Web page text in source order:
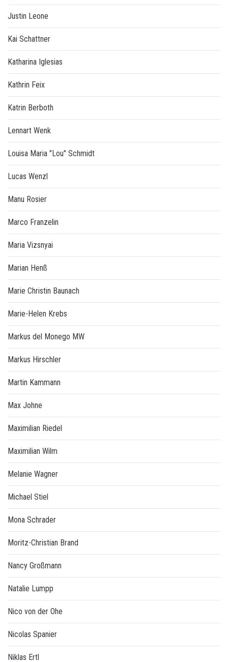
Justin Leone
Kai Schattner
Katharina Iglesias
Kathrin Feix
Katrin Berboth
Lennart Wenk
Louisa Maria "Lou" Schmidt
Lucas Wenzl
Manu Rosier
Marco Franzelin
Maria Vizsnyai
Marian Henß
Marie Christin Baunach
Marie-Helen Krebs
Markus del Monego MW
Markus Hirschler
Martin Kammann
Max Johne
Maximilian Riedel
Maximilian Wilm
Melanie Wagner
Michael Stiel
Mona Schrader
Moritz-Christian Brand
Nancy Großmann
Natalie Lumpp
Nico von der Ohe
Nicolas Spanier
Niklas Ertl